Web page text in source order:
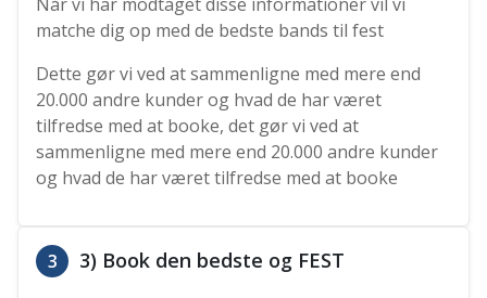
matche dig op med de bedste bands til fest
Dette gør vi ved at sammenligne med mere end
20.000 andre kunder og hvad de har været
tilfredse med at booke, det gør vi ved at
sammenligne med mere end 20.000 andre kunder
og hvad de har været tilfredse med at booke
3 3) Book den bedste og FEST